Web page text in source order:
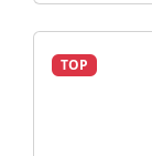
TOP